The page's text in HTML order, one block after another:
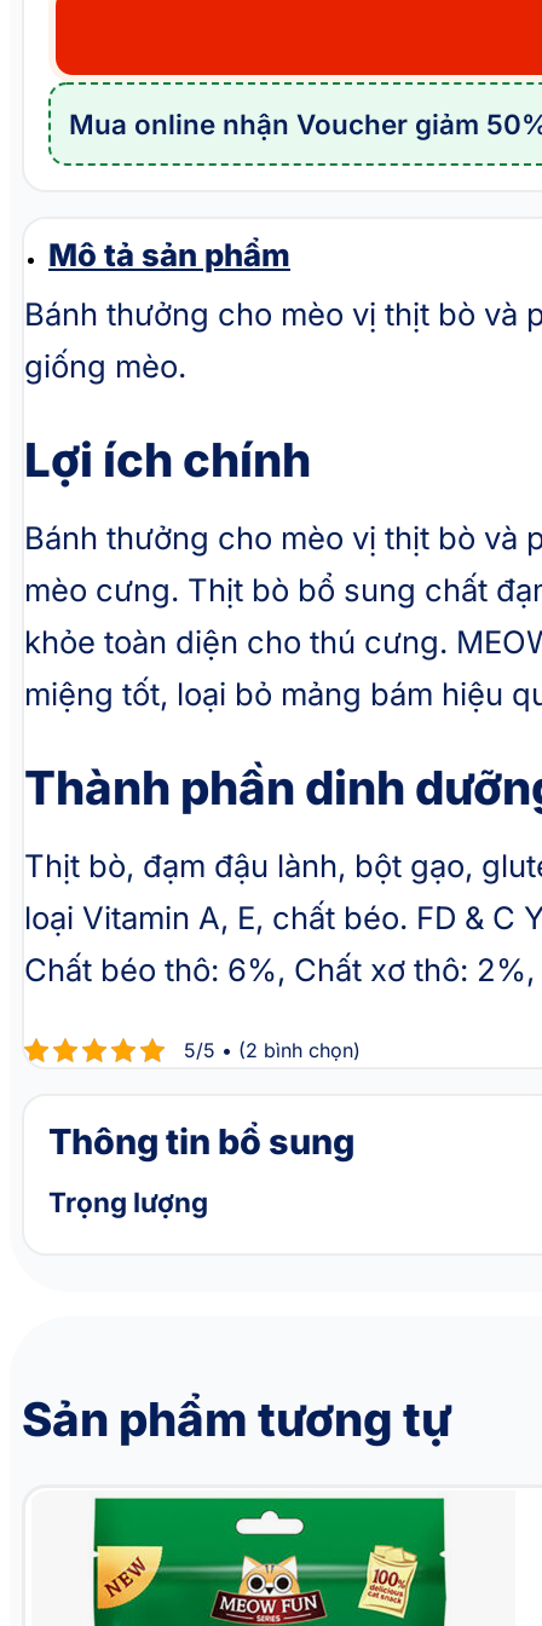
Mô tả sản phẩm
Bánh thưởng cho mèo vị thịt bò và
giống mèo.
Lợi ích chính
Bánh thưởng cho mèo vị thịt bò và
mèo cưng. Thịt bò bổ sung chất
khỏe toàn diện cho thú cưng.
miệng tốt, loại bỏ mảng bám hiệu
Thành phần dinh
Thịt bò, đạm đậu lành, bột gạo,
loại Vitamin A, E, chất béo. FD & C
Chất béo thô: 6%, Chất xơ thô:
5/5 • (2 bình chọn)
mèo
vị
thịt
phô
mai
MEOW
FUN
Beef
số
lượng
Mua online nhận Voucher giảm
Thông tin bổ sung
Trọng lượng
Sản phẩm tương tự